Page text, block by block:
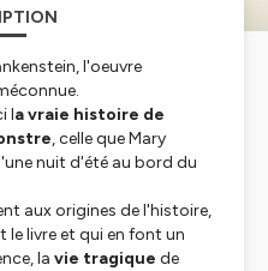
l'oeuvre
la vraie histoire de
, celle que Mary
nuit d'été au bord du
aux origines de l'histoire,
livre et qui en font un
la vie tragique de